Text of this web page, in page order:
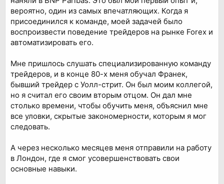
вероятно, один из самых впечатляющих. Когда я
присоединился к команде, моей задачей было
воспроизвести поведение трейдеров на рынке Forex и
автоматизировать его.
Мне пришлось слушать специализированную команду
трейдеров, и в конце 80-х меня обучал Франек,
бывший трейдер с Уолл-стрит. Он был моим коллегой,
но я считал его своим вторым отцом. Он дал мне
столько времени, чтобы обучить меня, объяснил мне
все уловки, скрытые закономерности, которым я мог
следовать.
А через несколько месяцев меня отправили на работу
в Лондон, где я смог усовершенствовать свои
основные навыки.